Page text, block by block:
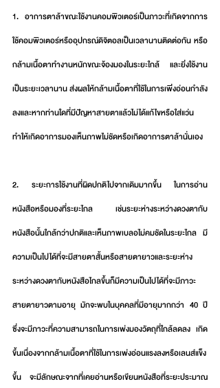
1. อาการตาล้าขณะใช้งานคอมพิวเตอร์เป็นภาวะที่เกิดจากการ
ใช้คอมพิวเตอร์หรืออุปกรณ์ดิจิตอลเป็นเวลานานติดต่อกัน หรือ
กล้ามเนื้อตาทำงานหนักขณะจ้องมองในระยะใกล้ และยิ่งใช้งาน
เป็นระยะเวลานาน ส่งผลให้กล้ามเนื้อตาที่ใช้ในการเพิ่งอ่อนกำลัง
ลงและหากท่านใดที่มีปัญหาสายตาแล้วไม่ได้แก้ไขหรือใส่แว่น
ทำให้เกิดอาการมองเห็นภาพไม่ชัดหรือเกิดอาการตาล้านั่นเอง
2. ระยะการใช้งานที่ผิดปกติไปจากเดิมมากขึ้น ในการอ่าน
หนังสือหรือมองที่ระยะไกล เช่นระยะห่างระหว่างดวงตากับ
หนังสือนั้นใกล้กว่าปกติและเห็นภาพเบลอไม่คมชัดในระยะไกล มี
ความเป็นไปได้ที่จะมีสายตาสั้นหรือสายตายาวและระยะห่าง
ระหว่างดวงตากับหนังสือไกลขึ้นก็มีความเป็นไปได้ที่จะมีภาวะ
สายตายาวตามอายุ มักจะพบในบุคคลที่มีอายุมากกว่า 40 ปี
ซึ่งจะมีภาวะที่ความสามารถในการเพ่งมองวัตถุที่ใกล้ลดลง เกิด
ขึ้นเนื่องจากกล้ามเนื้อตาที่ใช้ในการเพ่งอ่อนแรงลงหรือเลนส์แข็ง
ขึ้น จะมีลักษณะจากที่เคยอ่านหรือเขียนหนังสือที่ระยะประมาณ